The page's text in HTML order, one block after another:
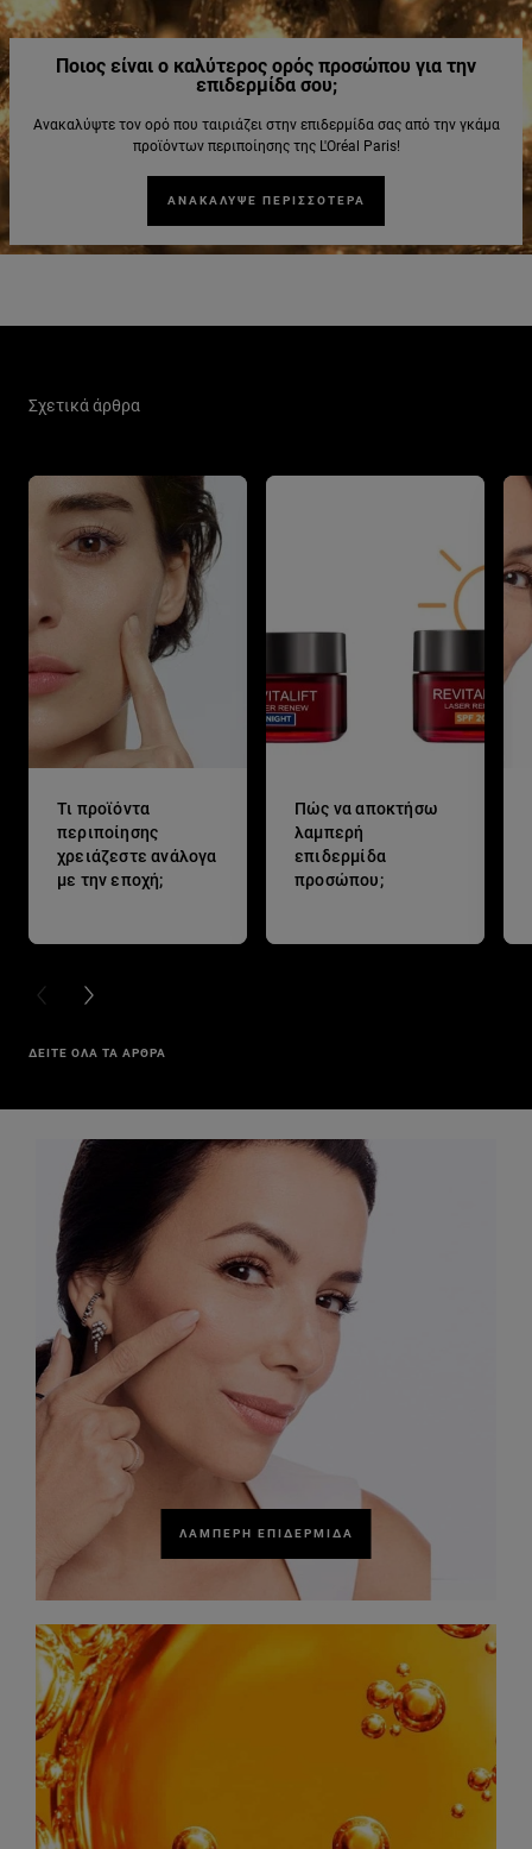
Ποιος είναι ο καλύτερος ορός προσώπου για την
επιδερμίδα σου;
Ανακαλύψτε τον ορό που ταιριάζει στην επιδερμίδα σας από την γκάμα
προϊόντων περιποίησης της L'Oréal Paris!
ΑΝΑΚΑΛΥΨΕ ΠΕΡΙΣΣΟΤΕΡΑ
Σχετικά άρθρα
Τι προϊόντα
περιποίησης
χρειάζεστε ανάλογα
με την εποχή;
Πώς να αποκτήσω
λαμπερή
επιδερμίδα
προσώπου;
PREVIOUS CARD
NEXT CARD
ΔΕΙΤΕ ΟΛΑ ΤΑ ΑΡΘΡΑ
ΛΑΜΠΕΡΉ ΕΠΙΔΕΡΜΊΔΑ